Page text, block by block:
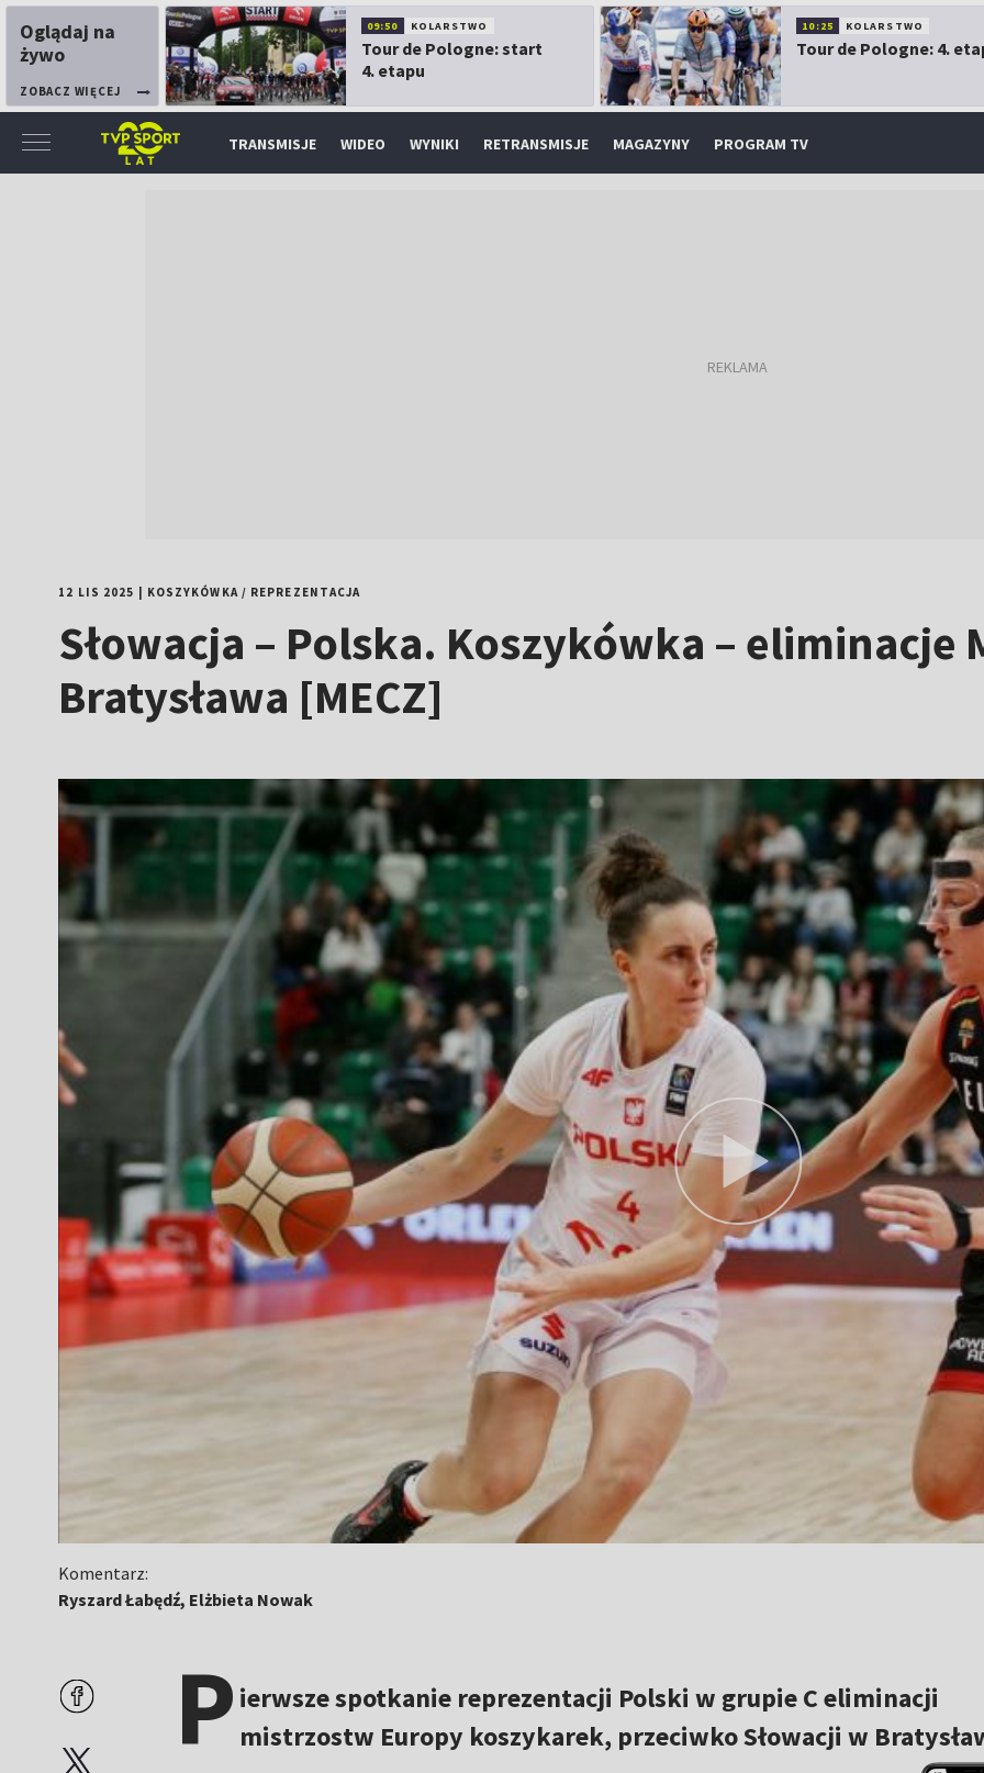
Oglądaj na
żywo
ZOBACZ WIĘCEJ
09:50 KOLARSTWO
Tour de Pologne: start
4. etapu
10:25 KOLARSTWO
Tour de Pologne: 4.
TRANSMISJE WIDEO WYNIKI RETRANSMISJE MAGAZYNY PROGRAM TV
12 LIS 2025 KOSZYKÓWKA/ REPREZENTACJA
Słowacja – Polska. Koszykówka – eliminacje
Bratysława [MECZ]
Komentarz:
Ryszard Łabędź, Elżbieta Nowak
P ierwsze spotkanie reprezentacji Polski w grupie C eliminacji
mistrzostw Europy koszykarek, przeciwko Słowacji w